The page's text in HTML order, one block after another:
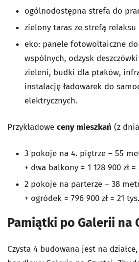
ogólnodostępna strefa do
zielony taras ze strefą relaksu
eko: panele fotowoltaiczne
wspólnych, odzysk
zieleni, budki dla ptaków,
instalację ładowarek do
elektrycznych.
Przykładowe ceny mieszkań (z
3 pokoje na 4. piętrze – 55
+ dwa balkony = 1 128 900 zł
2 pokoje na parterze – 38
+ ogródek = 796 900 zł = 21
Pamiątki po Galerii na
Czysta 4 budowana jest na